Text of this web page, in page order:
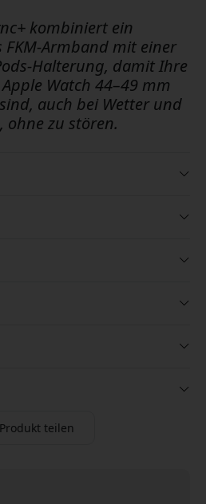
kombiniert ein
Armband mit einer
Halterung, damit Ihre
Watch 44–49 mm
auch bei Wetter und
ohne zu stören.
Produkt teilen